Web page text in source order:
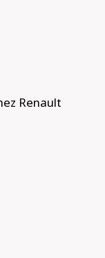
Renault